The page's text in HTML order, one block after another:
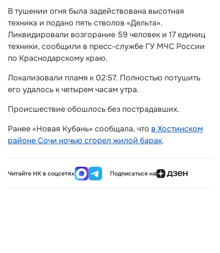
В тушении огня была задействована высотная
техника и подано пять стволов «Дельта».
Ликвидировали возгорание 59 человек и 17 единиц
техники, сообщили в пресс-службе ГУ МЧС России
по Краснодарскому краю.
Локализовали пламя к 02:57. Полностью потушить
его удалось к четырем часам утра.
Происшествие обошлось без пострадавших.
Ранее «Новая Кубань» сообщала, что в Хостинском
районе Сочи ночью сгорел жилой барак.
Читайте НК в соцсетях Подписаться на